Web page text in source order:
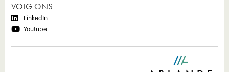
VOLG ONS
 LinkedIn
 Youtube